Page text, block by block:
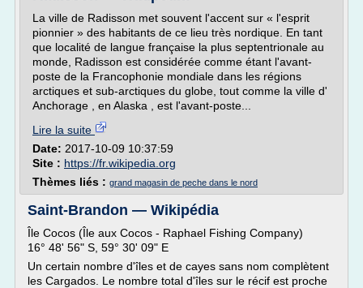
La ville de Radisson met souvent l'accent sur « l'esprit
pionnier » des habitants de ce lieu très nordique. En tant
que localité de langue française la plus septentrionale au
monde, Radisson est considérée comme étant l'avant-
poste de la Francophonie mondiale dans les régions
arctiques et sub-arctiques du globe, tout comme la ville d'
Anchorage , en Alaska , est l'avant-poste...
Lire la suite
Date: 2017-10-09 10:37:59
Site : https://fr.wikipedia.org
Thèmes liés : grand magasin de peche dans le nord
Saint-Brandon — Wikipédia
Île Cocos (Île aux Cocos - Raphael Fishing Company)
16° 48' 56" S, 59° 30' 09" E
Un certain nombre d'îles et de cayes sans nom complètent
les Cargados. Le nombre total d'îles sur le récif est proche